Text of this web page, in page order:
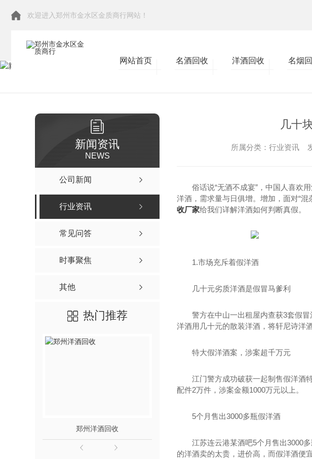
欢迎进入郑州市金水区金质商行网站！
网站首页 名酒回收 洋酒回收 名烟
新闻资讯
NEWS
公司新闻
行业资讯
常见问答
时事聚焦
其他
热门推荐
郑州洋酒回收
几十
所属分类：行业资讯
俗话说“无酒不成宴”，中国人喜欢
洋酒，需求量与日俱增。增加，面对“
收厂家给我们详解洋酒如何判断真假。
1.市场充斥着假洋酒
几十元劣质洋酒是假冒马爹利
警方在中山一出租屋内查获3套假
洋酒用几十元的散装洋酒，将轩尼诗洋
特大假洋酒案，涉案超千万元
江门警方成功破获一起制售假洋酒
配件2万件，涉案金额1000万元以上。
5个月售出3000多瓶假洋酒
江苏连云港某酒吧5个月售出3000
的洋酒卖的太贵，进价高，而假洋酒便